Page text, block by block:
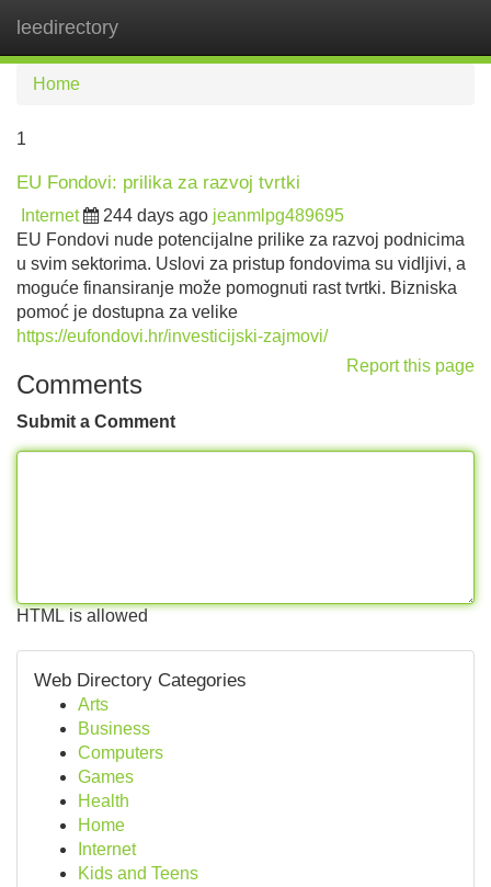
leedirectory
Home
1
EU Fondovi: prilika za razvoj tvrtki
Internet 244 days ago jeanmlpg489695
EU Fondovi nude potencijalne prilike za razvoj podnicima
u svim sektorima. Uslovi za pristup fondovima su vidljivi, a
moguće finansiranje može pomognuti rast tvrtki. Bizniska
pomoć je dostupna za velike
https://eufondovi.hr/investicijski-zajmovi/
Report this page
Comments
Submit a Comment
HTML is allowed
Web Directory Categories
Arts
Business
Computers
Games
Health
Home
Internet
Kids and Teens